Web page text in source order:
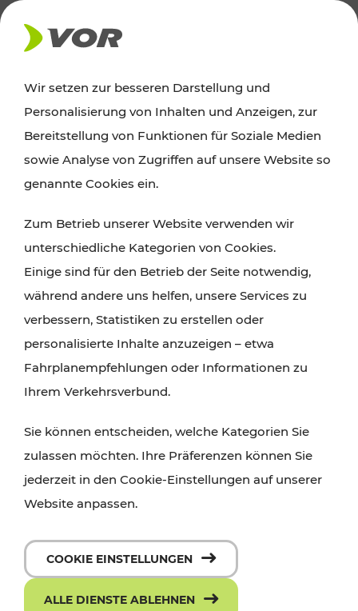
AKTUELLES
Ausflugstipps
Wien, Niederösterreich und das Burgenland
Wanderungen, Kultur und Gastronomie,
Radtouren oder purer Naturgenuss – viele
Attraktionen sind mit den Ticket- und Fahrplan-
Angeboten des VOR gut und schnell erreichbar.
Wir setzen zur besseren Darstellung und
Personalisierung von Inhalten und Anzeigen, zur
Bereitstellung von Funktionen für Soziale Medien
sowie Analyse von Zugriffen auf unsere Website so
genannte Cookies ein.
Zum Betrieb unserer Website verwenden wir
unterschiedliche Kategorien von Cookies.
Einige sind für den Betrieb der Seite notwendig,
während andere uns helfen, unsere Services zu
verbessern, Statistiken zu erstellen oder
personalisierte Inhalte anzuzeigen – etwa
Fahrplanempfehlungen oder Informationen zu
Ihrem Verkehrsverbund.
Sie können entscheiden, welche Kategorien Sie
zulassen möchten. Ihre Präferenzen können Sie
jederzeit in den Cookie-Einstellungen auf unserer
Website anpassen.
COOKIE EINSTELLUNGEN
ALLE DIENSTE ABLEHNEN